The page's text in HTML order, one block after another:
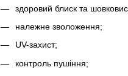
здоровий блиск та
належне зволоження;
UV-захист;
контроль пушіння;